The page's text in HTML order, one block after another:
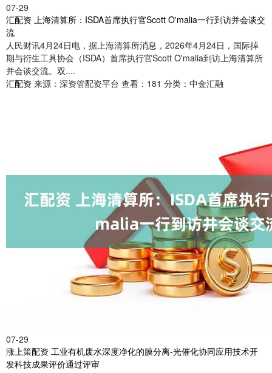
07-29
汇配资 上海清算所：ISDA首席执行官Scott O'malia一行到访并会谈交
流
人民财讯4月24日电，据上海清算所消息，2026年4月24日，国际掉
期与衍生工具协会（ISDA）首席执行官Scott O'malia到访上海清算所
并会谈交流。双....
汇配资 来源：深资管配资平台 查看：181 分类：中金汇融
07-29
涨上策配资 工业有机废水深度净化的膜分离-光催化协同应用技术开
发科技成果评价通过评审